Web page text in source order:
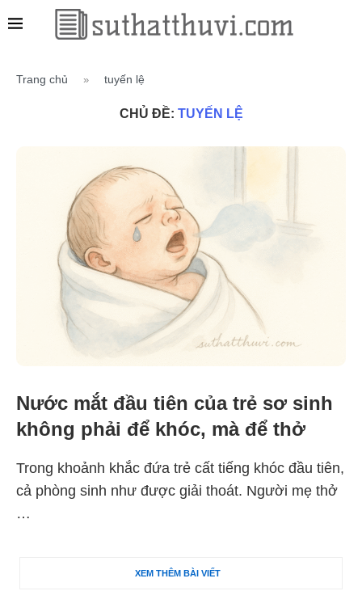
Trang chủ » tuyến lệ
CHỦ ĐỀ: TUYẾN LỆ
Nước mắt đầu tiên của trẻ sơ sinh
không phải để khóc, mà để thở
Trong khoảnh khắc đứa trẻ cất tiếng khóc đầu tiên,
cả phòng sinh như được giải thoát. Người mẹ thở
…
XEM THÊM BÀI VIẾT